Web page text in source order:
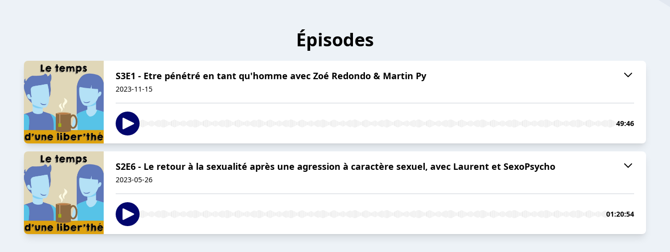
Épisodes
S3E1 - Etre pénétré en tant qu'homme avec Zoé Redondo & Martin Py
2023-11-15
49:46
S2E6 - Le retour à la sexualité après une agression à caractère sexuel, avec Laurent et SexoPsycho
2023-05-26
01:20:54